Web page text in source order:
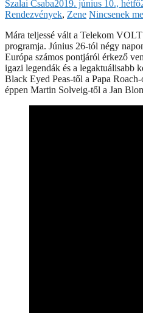
Szalai Csaba2019. június 10., hétfő
Rendezvények, Zene Nincsenek
Mára teljessé vált a Telekom
programja. Június 26-tól négy
Európa számos pontjáról érkező
igazi legendák és a legaktuálisabb
Black Eyed Peas-től a Papa
éppen Martin Solveig-től a Jan